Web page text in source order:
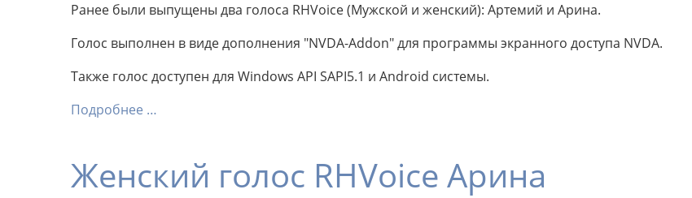
Ранее были выпущены два голоса RHVoice (Мужской и женский): Артемий и Арина.
Голос выполнен в виде дополнения "NVDA-Addon" для программы экранного доступа NVDA.
Также голос доступен для Windows API SAPI5.1 и Android системы.
Подробнее …
Женский голос RHVoice Арина